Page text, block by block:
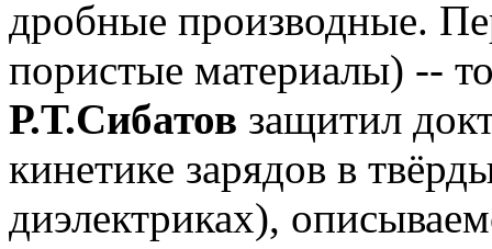
дробные производные.
пористые материалы) --
Р.Т.Сибатов защитил
кинетике зарядов в
диэлектриках),